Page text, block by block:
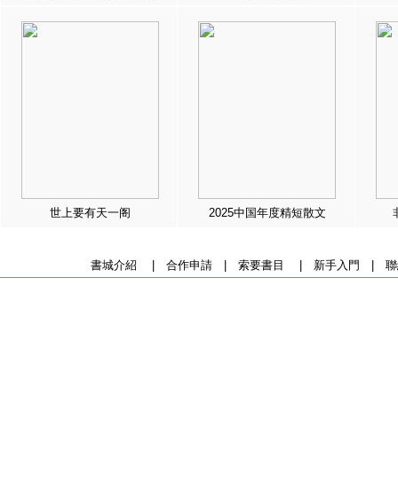
世上要有天一阁 2025中国年度精短散文
書城介紹 合作申請| 索要書目 新手入門